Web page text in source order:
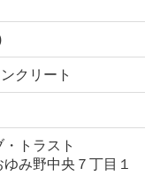
クリート
トラスト
み野中央７丁目１